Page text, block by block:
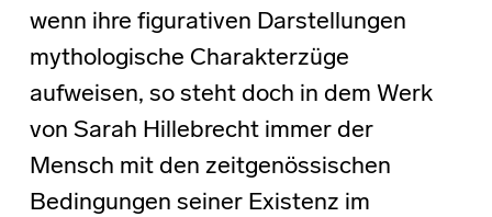
wenn ihre figurativen Darstellungen
mythologische Charakterzüge
aufweisen, so steht doch in dem Werk
von Sarah Hillebrecht immer der
Mensch mit den zeitgenössischen
Bedingungen seiner Existenz im